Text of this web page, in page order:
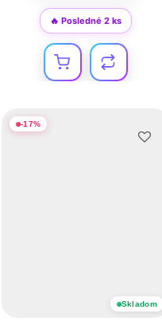
🔥 Posledné 2 ks
-17%
Skladom